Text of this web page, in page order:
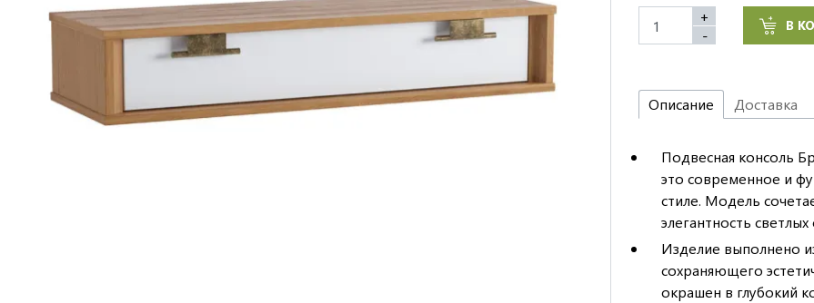
+
-
В
Описание Доставка
Подвесная консоль
это современное и
стиле. Модель
элегантность
Изделие выполнено
сохраняющего
окрашен в глубокий